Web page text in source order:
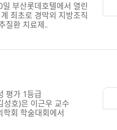
부산롯데호텔에서 열린
최초로 경막외 지방조직
질환 치료제..
평가 1등급
성호)은 이근우 교수
회 학술대회에서